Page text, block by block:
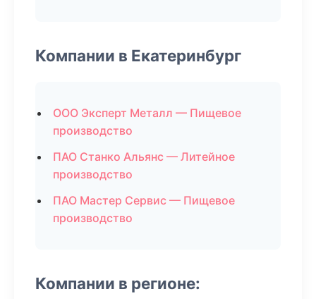
Компании в Екатеринбург
ООО Эксперт Металл — Пищевое
производство
ПАО Станко Альянс — Литейное
производство
ПАО Мастер Сервис — Пищевое
производство
Компании в регионе: